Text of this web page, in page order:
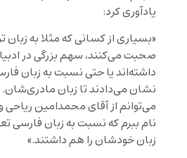
یادآوری کرد:
«بسیاری از کسانی که مثلا به زبان
صحبت می‌کنند، سهم بزرگی در
داشته‌اند یا حتی نسبت به زبان
نشان می‌دادند تا زبان مادری‌شان.
می‌توانم از آقای محمدامین ریاحی
نام ببرم که نسبت به زبان فارسی
زبان خودشان را هم داشتند.»